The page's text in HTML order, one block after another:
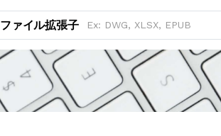
ファイル拡張子